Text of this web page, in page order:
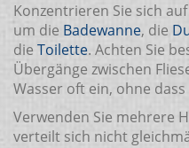
Konzentrieren Sie sich
um die Badewanne, die
die Toilette. Achten Sie
Übergänge zwischen
Wasser oft ein, ohne
Verwenden Sie mehrere
verteilt sich nicht